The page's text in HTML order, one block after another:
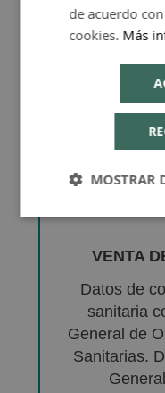
VENTA
Datos de
sanitaria
General de
Sanitarias.
de acuerdo
cookies. Más
MOSTRAR